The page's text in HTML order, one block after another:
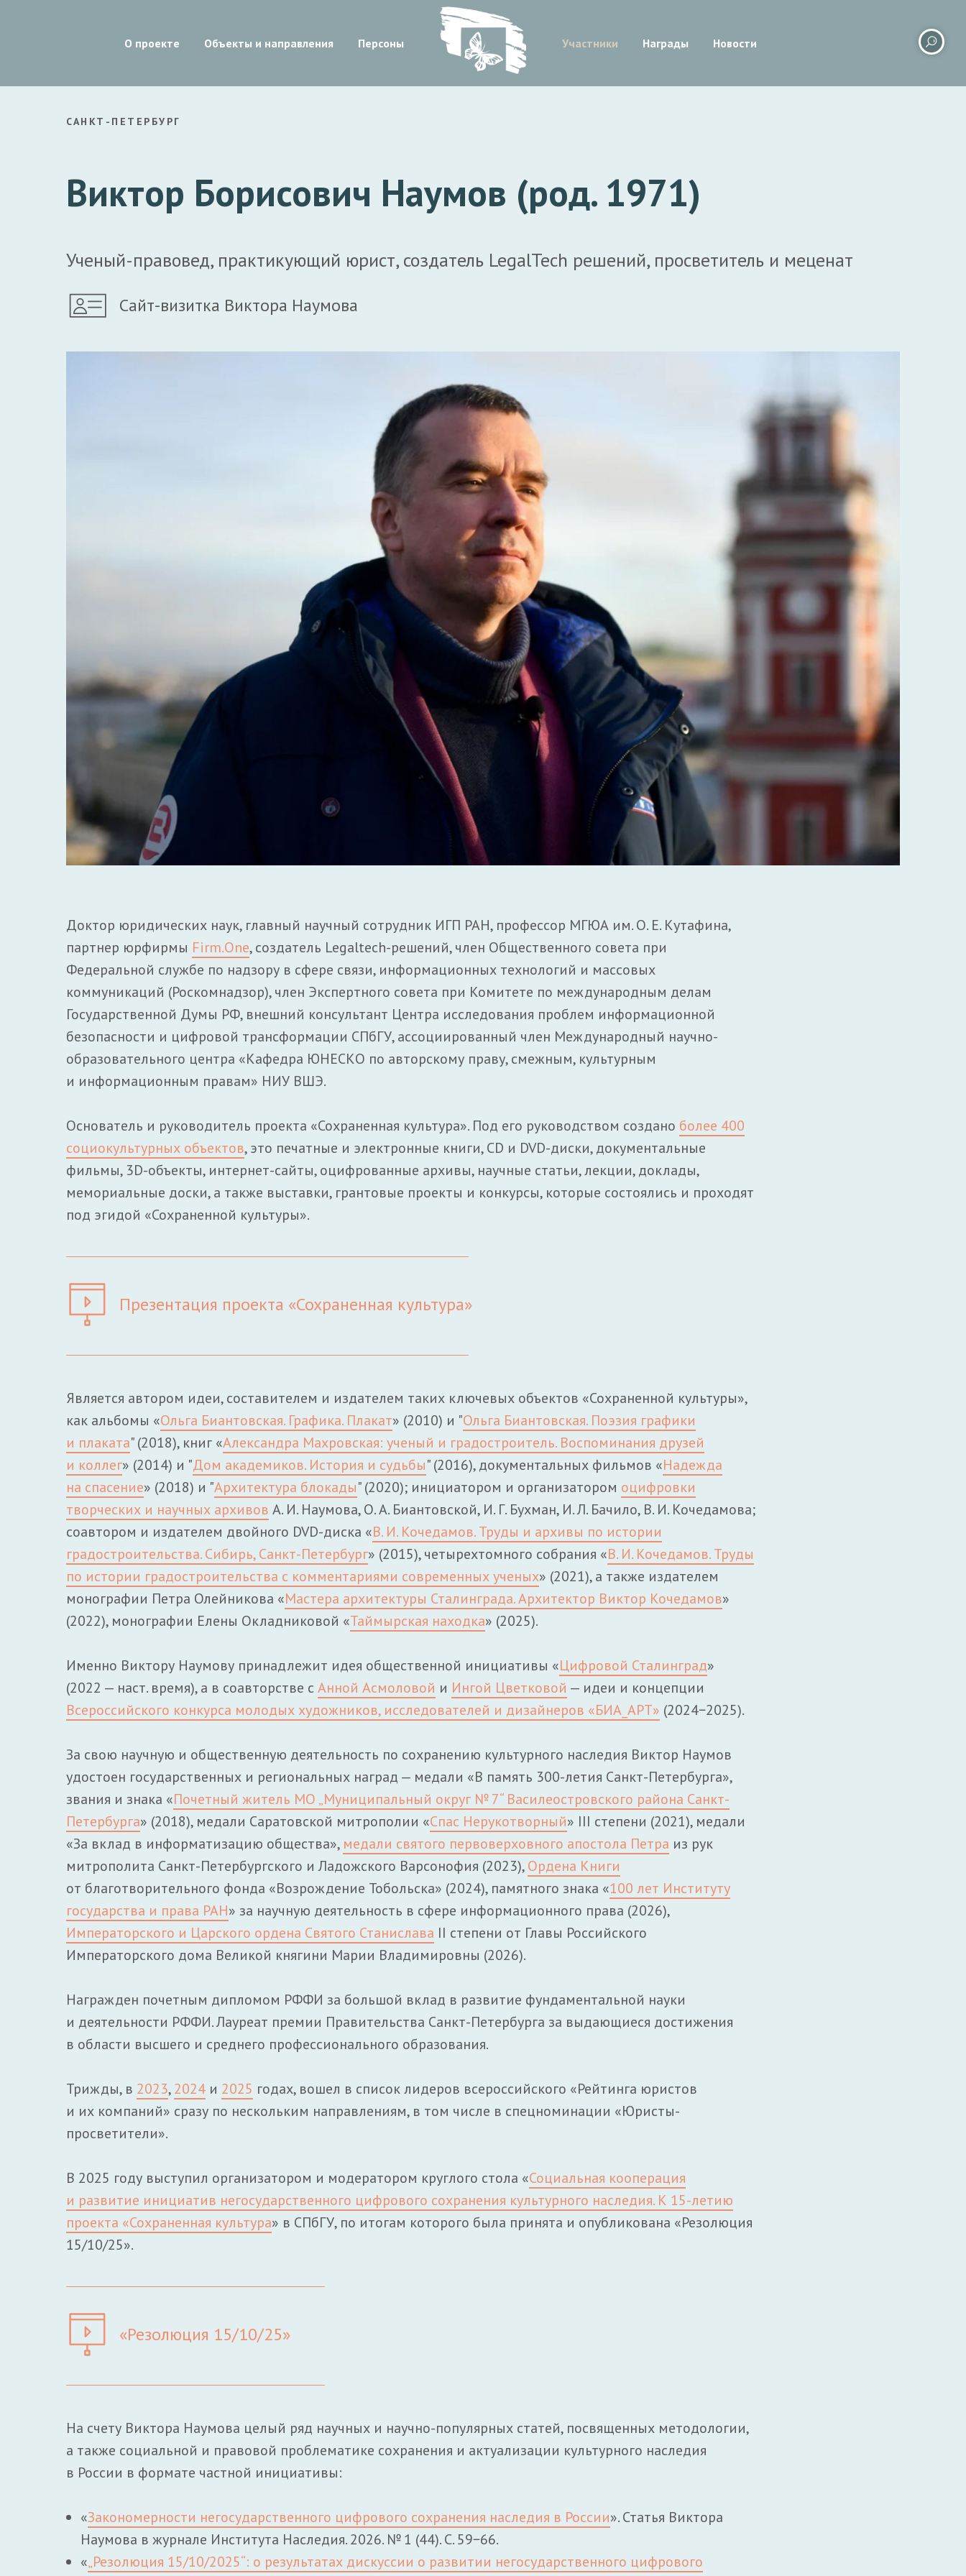
О проекте Объекты и направления Персоны Участники Награды Новости
САНКТ-ПЕТЕРБУРГ
Виктор Борисович Наумов (род. 1971)
Ученый-правовед, практикующий юрист, создатель LegalTech решений, просветитель и меценат
Сайт-визитка Виктора Наумова
Доктор юридических наук, главный научный сотрудник ИГП РАН, профессор МГЮА им. О. Е. Кутафина,
партнер юрфирмы Firm.One, создатель Legaltech-решений, член Общественного совета при
Федеральной службе по надзору в сфере связи, информационных технологий и массовых
коммуникаций (Роскомнадзор), член Экспертного совета при Комитете по международным делам
Государственной Думы РФ, внешний консультант Центра исследования проблем информационной
безопасности и цифровой трансформации СПбГУ, ассоциированный член Международный научно-
образовательного центра «Кафедра ЮНЕСКО по авторскому праву, смежным, культурным
и информационным правам» НИУ ВШЭ.
Основатель и руководитель проекта «Сохраненная культура». Под его руководством создано более 400
социокультурных объектов, это печатные и электронные книги, CD и DVD-диски, документальные
фильмы, 3D-объекты, интернет-сайты, оцифрованные архивы, научные статьи, лекции, доклады,
мемориальные доски, а также выставки, грантовые проекты и конкурсы, которые состоялись и проходят
под эгидой «Сохраненной культуры».
Презентация проекта «Сохраненная культура»
Является автором идеи, составителем и издателем таких ключевых объектов «Сохраненной культуры»,
как альбомы «Ольга Биантовская. Графика. Плакат» (2010) и "Ольга Биантовская. Поэзия графики
и плаката" (2018), книг «Александра Махровская: ученый и градостроитель. Воспоминания друзей
и коллег» (2014) и "Дом академиков. История и судьбы" (2016), документальных фильмов «Надежда
на спасение» (2018) и "Архитектура блокады" (2020); инициатором и организатором оцифровки
творческих и научных архивов А. И. Наумова, О. А. Биантовской, И. Г. Бухман, И. Л. Бачило, В. И. Кочедамова;
соавтором и издателем двойного DVD-диска «В. И. Кочедамов. Труды и архивы по истории
градостроительства. Сибирь, Санкт-Петербург» (2015), четырехтомного собрания «В. И. Кочедамов. Труды
по истории градостроительства c комментариями современных ученых» (2021), а также издателем
монографии Петра Олейникова «Мастера архитектуры Сталинграда. Архитектор Виктор Кочедамов»
(2022), монографии Елены Окладниковой «Таймырская находка» (2025).
Именно Виктору Наумову принадлежит идея общественной инициативы «Цифровой Сталинград»
(2022 — наст. время), а в соавторстве с Анной Асмоловой и Ингой Цветковой — идеи и концепции
Всероссийского конкурса молодых художников, исследователей и дизайнеров «БИА_АРТ» (2024−2025).
За свою научную и общественную деятельность по сохранению культурного наследия Виктор Наумов
удостоен государственных и региональных наград — медали «В память 300-летия Санкт-Петербурга»,
звания и знака «Почетный житель МО „Муниципальный округ № 7“ Василеостровского района Санкт-
Петербурга» (2018), медали Саратовской митрополии «Спас Нерукотворный» III степени (2021), медали
«За вклад в информатизацию общества», медали святого первоверховного апостола Петра из рук
митрополита Санкт-Петербургского и Ладожского Варсонофия (2023),Ордена Книги
от благотворительного фонда «Возрождение Тобольска» (2024), памятного знака «100 лет Институту
государства и права РАН» за научную деятельность в сфере информационного права (2026),
Императорского и Царского ордена Святого Станислава II степени от Главы Российского
Императорского дома Великой княгини Марии Владимировны (2026).
Награжден почетным дипломом РФФИ за большой вклад в развитие фундаментальной науки
и деятельности РФФИ. Лауреат премии Правительства Санкт-Петербурга за выдающиеся достижения
в области высшего и среднего профессионального образования.
Трижды, в 2023,2024 и 2025 годах, вошел в список лидеров всероссийского «Рейтинга юристов
и их компаний» сразу по нескольким направлениям, в том числе в спецноминации «Юристы-
просветители».
В 2025 году выступил организатором и модератором круглого стола «Социальная кооперация
и развитие инициатив негосударственного цифрового сохранения культурного наследия. К 15-летию
проекта «Сохраненная культура» в СПбГУ, по итогам которого была принята и опубликована «Резолюция
15/10/25».
«Резолюция 15/10/25»
На счету Виктора Наумова целый ряд научных и научно-популярных статей, посвященных методологии,
а также социальной и правовой проблематике сохранения и актуализации культурного наследия
в России в формате частной инициативы:
«Закономерности негосударственного цифрового сохранения наследия в России». Статья Виктора
Наумова в журнале Института Наследия. 2026. № 1 (44). С. 59−66.
«„Резолюция 15/10/2025“: о результатах дискуссии о развитии негосударственного цифрового